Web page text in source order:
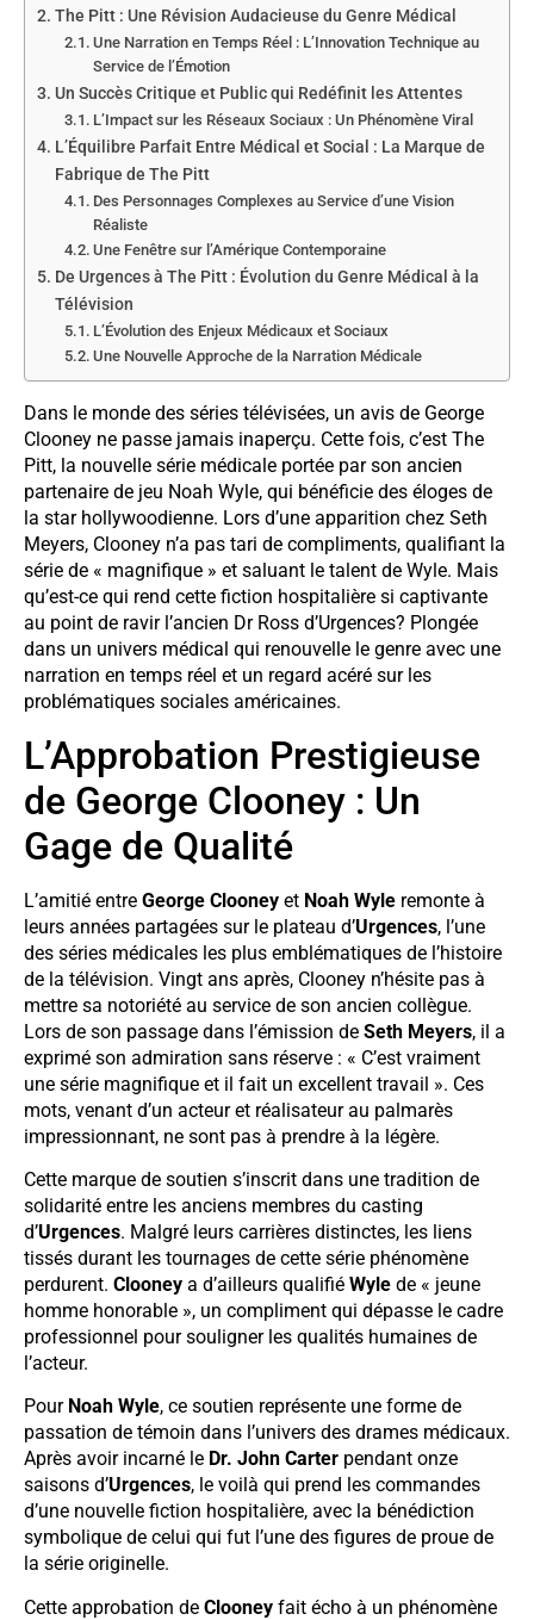
The Pitt : Une Révision Audacieuse du Genre Médical
Une Narration en Temps Réel : L’Innovation Technique au
Service de l’Émotion
Un Succès Critique et Public qui Redéfinit les Attentes
L’Impact sur les Réseaux Sociaux : Un Phénomène Viral
L’Équilibre Parfait Entre Médical et Social : La Marque de
Fabrique de The Pitt
Des Personnages Complexes au Service d’une Vision
Réaliste
Une Fenêtre sur l’Amérique Contemporaine
De Urgences à The Pitt : Évolution du Genre Médical à la
Télévision
L’Évolution des Enjeux Médicaux et Sociaux
Une Nouvelle Approche de la Narration Médicale
Dans le monde des séries télévisées, un avis de George
Clooney ne passe jamais inaperçu. Cette fois, c’est The
Pitt, la nouvelle série médicale portée par son ancien
partenaire de jeu Noah Wyle, qui bénéficie des éloges de
la star hollywoodienne. Lors d’une apparition chez Seth
Meyers, Clooney n’a pas tari de compliments, qualifiant la
série de « magnifique » et saluant le talent de Wyle. Mais
qu’est-ce qui rend cette fiction hospitalière si captivante
au point de ravir l’ancien Dr Ross d’Urgences? Plongée
dans un univers médical qui renouvelle le genre avec une
narration en temps réel et un regard acéré sur les
problématiques sociales américaines.
L’Approbation Prestigieuse
de George Clooney : Un
Gage de Qualité
L’amitié entre George Clooney et Noah Wyle remonte à
leurs années partagées sur le plateau d’Urgences, l’une
des séries médicales les plus emblématiques de l’histoire
de la télévision. Vingt ans après, Clooney n’hésite pas à
mettre sa notoriété au service de son ancien collègue.
Lors de son passage dans l’émission de Seth Meyers, il a
exprimé son admiration sans réserve : « C’est vraiment
une série magnifique et il fait un excellent travail ». Ces
mots, venant d’un acteur et réalisateur au palmarès
impressionnant, ne sont pas à prendre à la légère.
Cette marque de soutien s’inscrit dans une tradition de
solidarité entre les anciens membres du casting
d’Urgences. Malgré leurs carrières distinctes, les liens
tissés durant les tournages de cette série phénomène
perdurent. Clooney a d’ailleurs qualifié Wyle de « jeune
homme honorable », un compliment qui dépasse le cadre
professionnel pour souligner les qualités humaines de
l’acteur.
Pour Noah Wyle, ce soutien représente une forme de
passation de témoin dans l’univers des drames médicaux.
Après avoir incarné le Dr. John Carter pendant onze
saisons d’Urgences, le voilà qui prend les commandes
d’une nouvelle fiction hospitalière, avec la bénédiction
symbolique de celui qui fut l’une des figures de proue de
la série originelle.
Cette approbation de Clooney fait écho à un phénomène